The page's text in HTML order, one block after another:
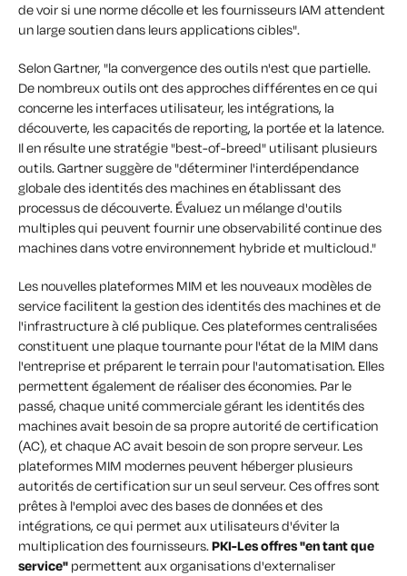
de voir si une norme décolle et les fournisseurs IAM attendent
un large soutien dans leurs applications cibles".
Selon Gartner, "la convergence des outils n'est que partielle.
De nombreux outils ont des approches différentes en ce qui
concerne les interfaces utilisateur, les intégrations, la
découverte, les capacités de reporting, la portée et la latence.
Il en résulte une stratégie "best-of-breed" utilisant plusieurs
outils. Gartner suggère de "déterminer l'interdépendance
globale des identités des machines en établissant des
processus de découverte. Évaluez un mélange d'outils
multiples qui peuvent fournir une observabilité continue des
machines dans votre environnement hybride et multicloud."
Les nouvelles plateformes MIM et les nouveaux modèles de
service facilitent la gestion des identités des machines et de
l'infrastructure à clé publique. Ces plateformes centralisées
constituent une plaque tournante pour l'état de la MIM dans
l'entreprise et préparent le terrain pour l'automatisation. Elles
permettent également de réaliser des économies. Par le
passé, chaque unité commerciale gérant les identités des
machines avait besoin de sa propre autorité de certification
(AC), et chaque AC avait besoin de son propre serveur. Les
plateformes MIM modernes peuvent héberger plusieurs
autorités de certification sur un seul serveur. Ces offres sont
prêtes à l'emploi avec des bases de données et des
intégrations, ce qui permet aux utilisateurs d'éviter la
multiplication des fournisseurs.PKI-Les offres"en tant que
service" permettent aux organisations d'externaliser